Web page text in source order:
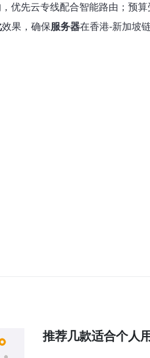
优先云专线配合智能路由；预
效果，确保服务器在香港-新加坡
推荐几款适合个人